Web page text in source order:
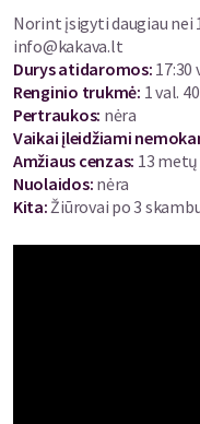
išgyvenimo kova –
dalintis erdve ir įtampa,
Kaip naujakuriams pavyks
Ar visgi vienam teks
Komediją režisuoja
sukūręs Justinas
Norint įsigyti daugiau
info@kakava.lt
Durys atidaromos: 17:30
Renginio trukmė: 1 val.
Pertraukos: nėra
Vaikai įleidžiami
Amžiaus cenzas: 13 metų
Nuolaidos: nėra
Kita:Žiūrovai po 3